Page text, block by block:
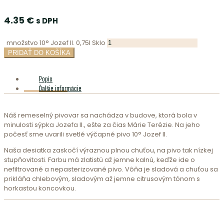
4.35 €s DPH
množstvo 10° Jozef II. 0,75l Sklo
PRIDAŤ DO KOŠÍKA
Popis
Ďalšie informácie
Náš remeselný pivovar sa nachádza v budove, ktorá bola v
minulosti sýpka Jozefa II., ešte za čias Márie Terézie. Na jeho
počesť sme uvarili svetlé výčapné pivo 10° Jozef II.
Naša desiatka zaskočí výraznou plnou chuťou, na pivo tak nízkej
stupňovitosti. Farbu má zlatistú až jemne kalnú, keďže ide o
nefiltrované a nepasterizované pivo. Vôňa je sladová a chuťou sa
prikláňa chlebovým, sladovým až jemne citrusovým tónom s
horkastou koncovkou.